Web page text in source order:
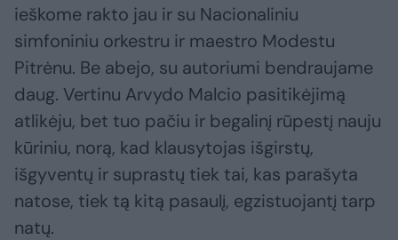
ieškome rakto jau ir su Nacionaliniu
simfoniniu orkestru ir maestro Modestu
Pitrėnu. Be abejo, su autoriumi bendraujame
daug. Vertinu Arvydo Malcio pasitikėjimą
atlikėju, bet tuo pačiu ir begalinį rūpestį nauju
kūriniu, norą, kad klausytojas išgirstų,
išgyventų ir suprastų tiek tai, kas parašyta
natose, tiek tą kitą pasaulį, egzistuojantį tarp
natų.